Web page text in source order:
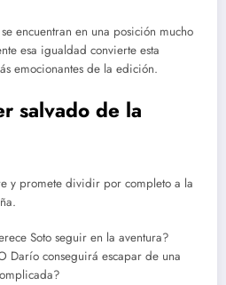
encuentran en una posición mucho
esa igualdad convierte esta
emocionantes de la edición.
salvado de la
y promete dividir por completo a la
Soto seguir en la aventura?
Darío conseguirá escapar de una